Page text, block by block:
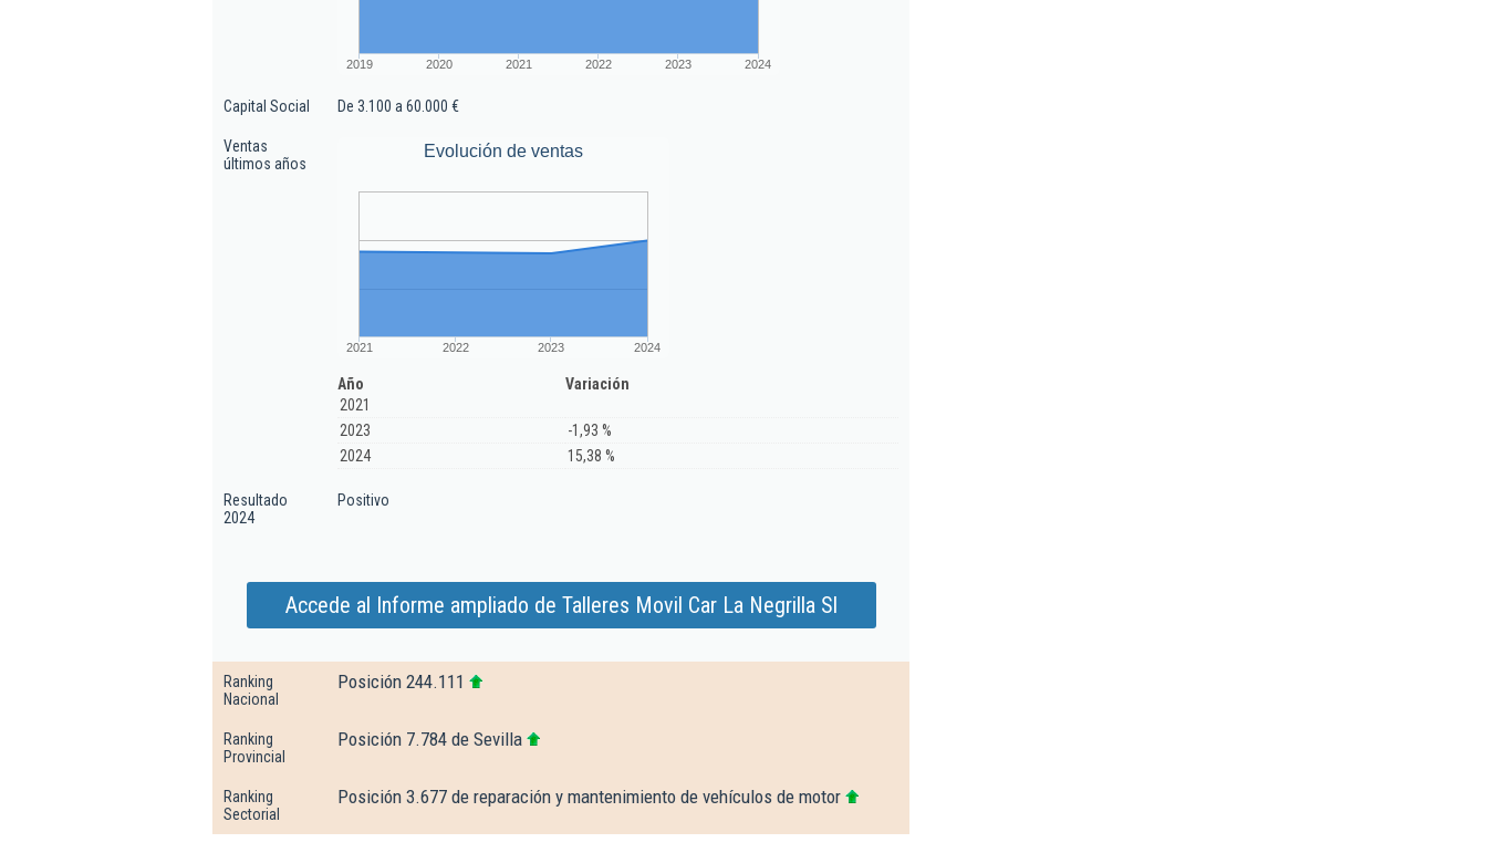
2019 2020 2021 2022 2023 2024
Capital Social De 3.100 a 60.000 €
Ventas
últimos años
Evolución de ventas
2021 2022 2023 2024
Año
Variación
2021
2023
-1,93 %
2024
15,38 %
Resultado
2024
Positivo
Accede al Informe ampliado de Talleres Movil Car La Negrilla Sl
Ranking
Nacional
Posición 244.111
Ranking
Provincial
Posición 7.784 de Sevilla
Ranking
Sectorial
Posición 3.677 de reparación y mantenimiento de vehículos de motor